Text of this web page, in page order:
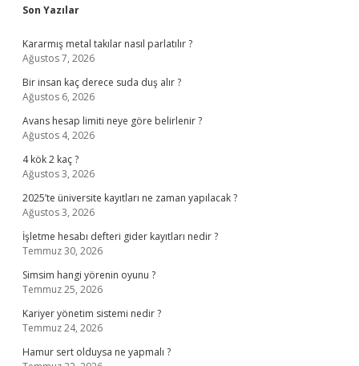
Sidebar
Son Yazılar
Kararmış metal takılar nasıl parlatılır ?
Ağustos 7, 2026
Bir insan kaç derece suda duş alır ?
Ağustos 6, 2026
Avans hesap limiti neye göre belirlenir ?
Ağustos 4, 2026
4 kök 2 kaç ?
Ağustos 3, 2026
2025’te üniversite kayıtları ne zaman yapılacak ?
Ağustos 3, 2026
İşletme hesabı defteri gider kayıtları nedir ?
Temmuz 30, 2026
Simsim hangi yörenin oyunu ?
Temmuz 25, 2026
Kariyer yönetim sistemi nedir ?
Temmuz 24, 2026
Hamur sert olduysa ne yapmalı ?